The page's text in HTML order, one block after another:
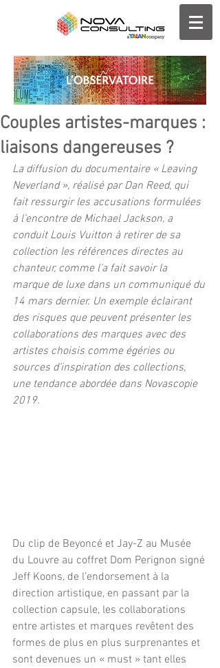
Couples artistes-marques :
liaisons dangereuses ?
La diffusion du documentaire « Leaving
Neverland », réalisé par Dan Reed, qui
fait ressurgir les accusations formulées
à l’encontre de Michael Jackson, a
conduit Louis Vuitton à retirer de sa
collection les références directes au
chanteur, comme l’a fait savoir la
marque de luxe dans un communiqué du
14 mars dernier. Un exemple éclairant
des risques que peuvent présenter les
collaborations des marques avec des
artistes choisis comme égéries ou
sources d’inspiration des collections,
une tendance abordée dans Novascopie
2019.
Du clip de Beyoncé et Jay-Z au Musée
du Louvre au coffret Dom Perignon signé
Jeff Koons, de l’endorsement à la
direction artistique, en passant par la
collection capsule, les collaborations
entre artistes et marques revêtent des
formes de plus en plus surprenantes et
sont devenues un « must » tant elles